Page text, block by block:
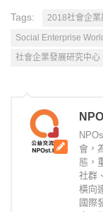
Tags: 2018社會企業
Social Enterprise
社會企業發展研究中心
會，
態，
社群
橫向
國際